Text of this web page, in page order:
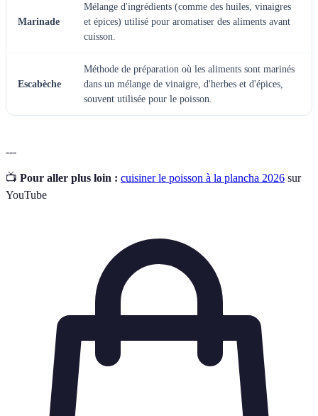
Marinade
Mélange d'ingrédients (comme des huiles, vinaigres
et épices) utilisé pour aromatiser des aliments avant
cuisson.
Escabèche
Méthode de préparation où les aliments sont marinés
dans un mélange de vinaigre, d'herbes et d'épices,
souvent utilisée pour le poisson.
---
📺 Pour aller plus loin : cuisiner le poisson à la plancha 2026 sur
YouTube